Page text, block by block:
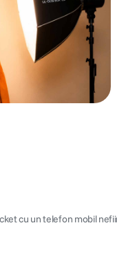
cu un telefon mobil